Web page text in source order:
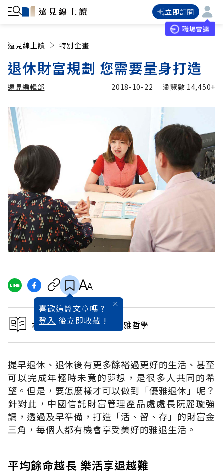
立即訂閱
職場雷達
遠見線上讀 特別企畫
退休財富規劃 您需要量身打造
遠見編輯部 2018-10-22 瀏覽數 14,450+
喜歡這篇文章嗎 ?
登入 後立即收藏 !
本文出自人生下半場的優雅哲學
提早退休、退休後有更多餘裕過更好的生活、甚至
可以完成年輕時未竟的夢想，是很多人共同的希
望。但是，要怎麼樣才可以做到「優雅退休」呢？
針對此，中國信託財富管理產品處處長阮麗璇強
調，透過及早準備，打造「活、留、存」的財富金
三角，每個人都有機會享受美好的雅退生活。
平均餘命越長 樂活享退越難